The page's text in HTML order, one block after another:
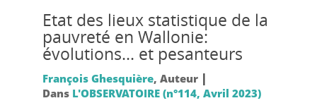
Etat des lieux statistique de la
pauvreté en Wallonie:
évolutions... et pesanteurs
François Ghesquière, Auteur |
Dans L'OBSERVATOIRE (n°114, Avril 2023)